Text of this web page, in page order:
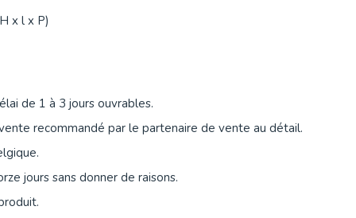
x l x P)
de 1 à 3 jours ouvrables.
recommandé par le partenaire de vente au détail.
jours sans donner de raisons.